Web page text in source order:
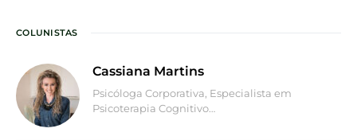
COLUNISTAS
Cassiana Martins
Psicóloga Corporativa, Especialista em
Psicoterapia Cognitivo…